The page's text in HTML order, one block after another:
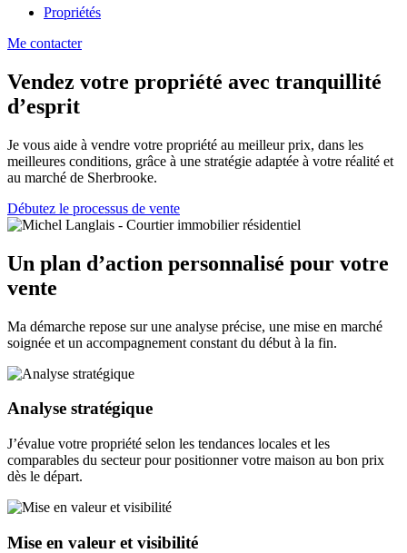
Propriétés
Me contacter
Vendez votre propriété avec tranquillité
d’esprit
Je vous aide à vendre votre propriété au meilleur prix, dans les
meilleures conditions, grâce à une stratégie adaptée à votre réalité et
au marché de Sherbrooke.
Débutez le processus de vente
Un plan d’action personnalisé pour votre
vente
Ma démarche repose sur une analyse précise, une mise en marché
soignée et un accompagnement constant du début à la fin.
Analyse stratégique
J’évalue votre propriété selon les tendances locales et les
comparables du secteur pour positionner votre maison au bon prix
dès le départ.
Mise en valeur et visibilité